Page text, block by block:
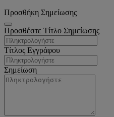
Προσθήκη Σημείωσης
Προσθέστε Τίτλο Σημείωσης
Τίτλος Εγγράφου
Σημείωση